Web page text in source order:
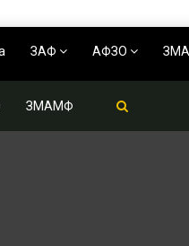
ЗАФ АФЗО
ЗМАМФ